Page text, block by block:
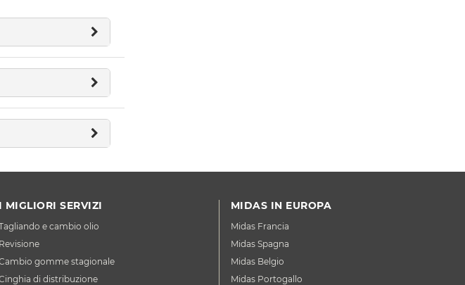
I MIGLIORI SERVIZI
e cambio olio
Revisione
gomme stagionale
di distribuzione
MIDAS IN EUROPA
Midas Francia
Midas Spagna
Midas Belgio
Midas Portogallo